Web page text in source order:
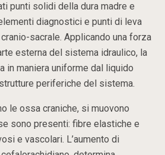
punti solidi della dura madre e
diagnostici e punti di leva
sacrale. Applicando una forza
esterna del sistema idraulico, la
in maniera uniforme dal liquido
periferiche del sistema.
le ossa craniche, si muovono
sono presenti: fibre elastiche e
e vascolari. L’aumento di